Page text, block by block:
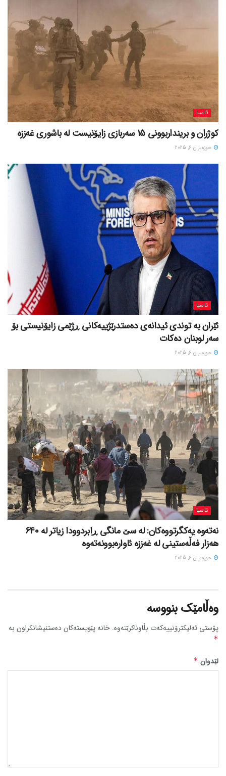
ئاسیا
کوژران و برینداربوونی 15 سەربازی زایۆنیست لە باشوری غەززە
حوزه‌یران 6, 2025
ئاسیا
ئێران بە توندی ئیدانەی دەستدرێژییەکانی ڕژێمی زایۆنیستی بۆ
سەر لوبنان دەکات
حوزه‌یران 6, 2025
ئاسیا
نەتەوە یەکگرتووەکان: لە سێ مانگی ڕابردوودا زیاتر لە 640
هەزار فەڵەستینی لە غەززە ئاوارەبوونەتەوە
حوزه‌یران 6, 2025
وەڵامێک بنووسە
پۆستی ئەلیکترۆنییەکەت بڵاوناکرێتەوە. خانە پێویستەکان دەستنیشانکراون بە
*
لێدوان *